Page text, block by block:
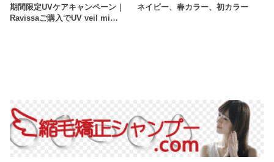
期間限定UVケアキャンペーン｜
Ravissaご購入でUV veil mi…
ネイビー、春カラー、初カラー